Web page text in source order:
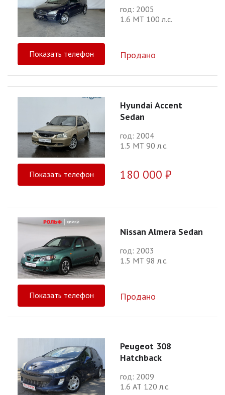
год: 2005
1.6 МТ 100 л.с.
Показать телефон Продано
Hyundai Accent
Sedan
год: 2004
1.5 МТ 90 л.с.
Показать телефон 180 000 ₽
Nissan Almera Sedan
год: 2003
1.5 МТ 98 л.с.
Показать телефон Продано
Peugeot 308
Hatchback
год: 2009
1.6 АТ 120 л.с.